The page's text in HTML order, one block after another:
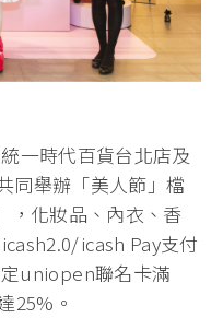
一時代百貨台北店及
同舉辦「美人節」檔
，化妝品、內衣、香
icash Pay支付
uniopen聯名卡滿
25%。